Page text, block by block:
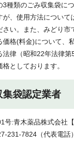
3種類のごみ収集袋に
、使用方法について
さい。また、みどり市
価格(料金)について、
法律（昭和22年法律第
としております。
袋認定業者
号:青木薬品株式会社
231-7824（代表電話）